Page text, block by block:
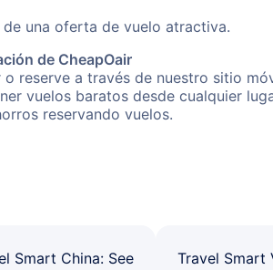
una oferta de vuelo atractiva.
de CheapOair
reserve a través de nuestro sitio
vuelos baratos desde cualquier
reservando vuelos.
Smart China: See
Travel Smart